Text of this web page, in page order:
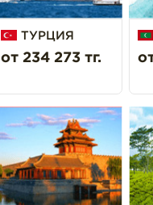
ТУРЦИЯ
от 234 273 тг.